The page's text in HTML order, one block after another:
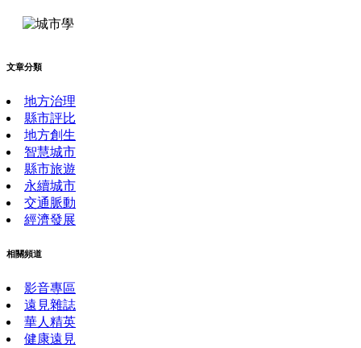
文章分類
地方治理
縣市評比
地方創生
智慧城市
縣市旅遊
永續城市
交通脈動
經濟發展
相關頻道
影音專區
遠見雜誌
華人精英
健康遠見